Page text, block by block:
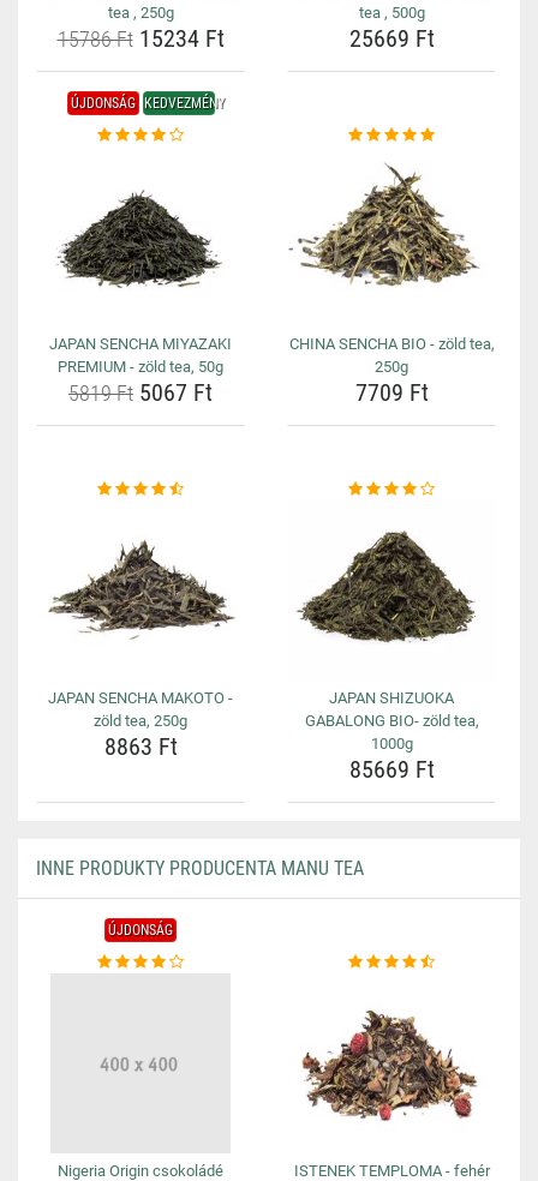
tea , 250g
15786 Ft15234 Ft
tea , 500g
25669 Ft
ÚJDONSÁG KEDVEZMÉNY
JAPAN SENCHA MIYAZAKI
PREMIUM - zöld tea, 50g
5819 Ft 5067 Ft
CHINA SENCHA BIO - zöld tea,
250g
7709 Ft
JAPAN SENCHA MAKOTO -
zöld tea, 250g
8863 Ft
JAPAN SHIZUOKA
GABALONG BIO- zöld tea,
1000g
85669 Ft
INNE PRODUKTY PRODUCENTA MANU TEA
ÚJDONSÁG
Nigeria Origin csokoládé
ISTENEK TEMPLOMA - fehér